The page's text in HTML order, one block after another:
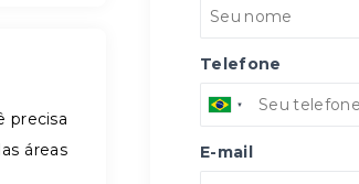
precisa
áreas
Telefone
E-mail